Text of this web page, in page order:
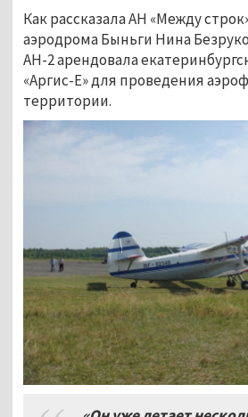
Как рассказала АН «Между
аэродрома Быньги Нина
АН-2 арендовала
«Аргис-Е» для проведения
территории.